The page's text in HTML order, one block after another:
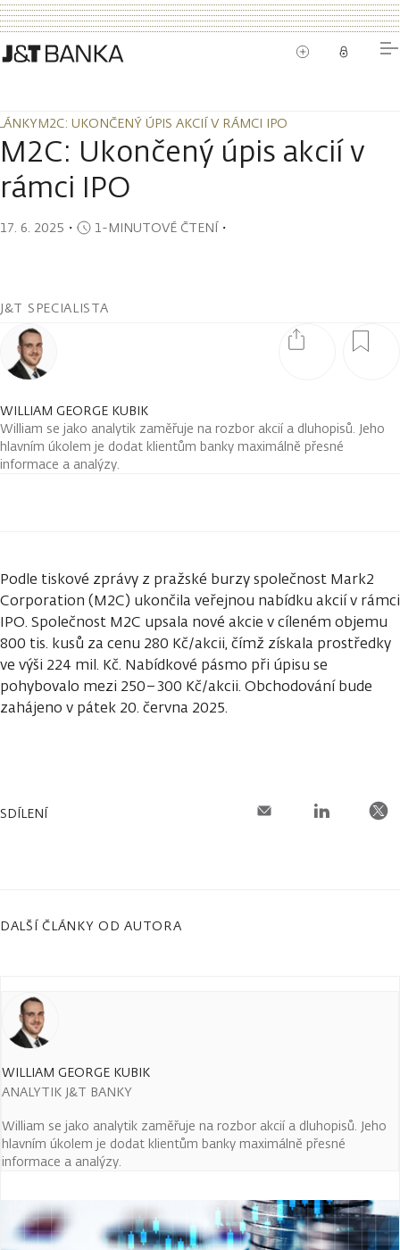
M2C: UKONČENÝ ÚPIS AKCIÍ V RÁMCI IPO
M2C: UKONČENÝ ÚPIS AKCIÍ V RÁMCI IPO
M2C: Ukončený úpis akcií v
rámci IPO
17. 6. 2025 ・ 1-MINUTOVÉ ČTENÍ・
J&T SPECIALISTA
WILLIAM GEORGE KUBIK
William se jako analytik zaměřuje na rozbor akcií a dluhopisů. Jeho
hlavním úkolem je dodat klientům banky maximálně přesné
informace a analýzy.
Podle tiskové zprávy z pražské burzy společnost Mark2
Corporation (M2C) ukončila veřejnou nabídku akcií v rámci
IPO. Společnost M2C upsala nové akcie v cíleném objemu
800 tis. kusů za cenu 280 Kč/akcii, čímž získala prostředky
ve výši 224 mil. Kč. Nabídkové pásmo při úpisu se
pohybovalo mezi 250–300 Kč/akcii. Obchodování bude
zahájeno v pátek 20. června 2025.
SDÍLENÍ
DALŠÍ ČLÁNKY OD AUTORA
WILLIAM GEORGE KUBIK
ANALYTIK J&T BANKY
William se jako analytik zaměřuje na rozbor akcií a dluhopisů. Jeho
hlavním úkolem je dodat klientům banky maximálně přesné
informace a analýzy.